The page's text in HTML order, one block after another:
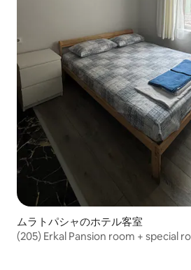
ムラトパシャのホテル客室
(205) Erkal Pansion room + special